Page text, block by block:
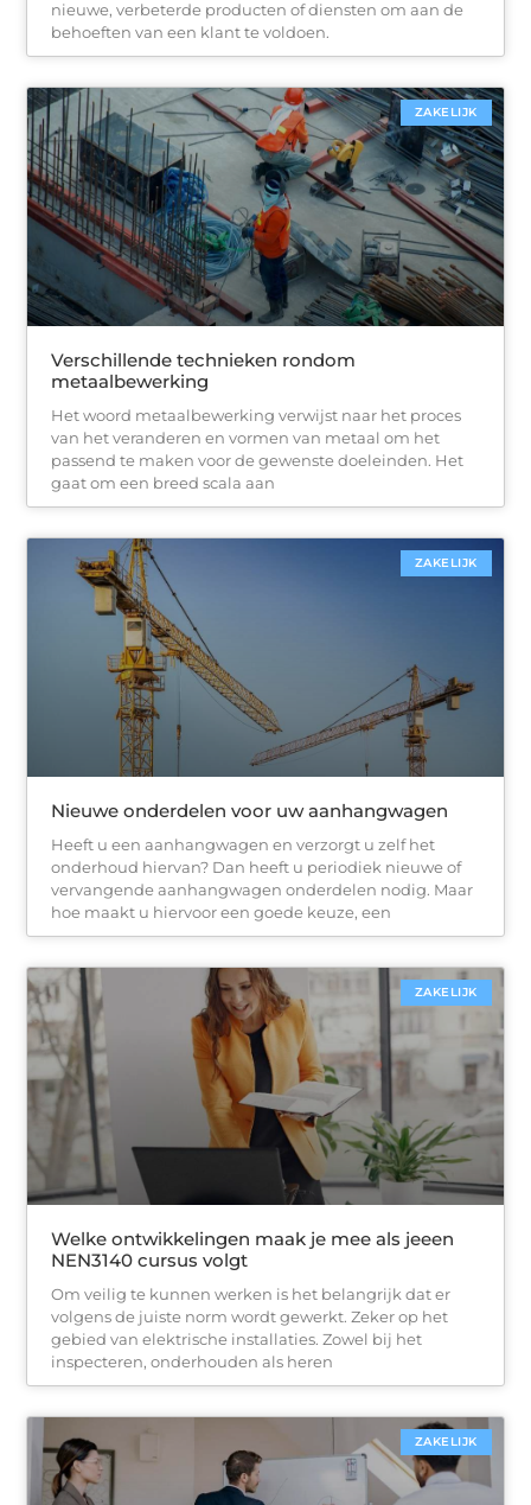
nieuwe, verbeterde producten of diensten om aan de
behoeften van een klant te voldoen.
ZAKELIJK
Verschillende technieken rondom
metaalbewerking
Het woord metaalbewerking verwijst naar het proces
van het veranderen en vormen van metaal om het
passend te maken voor de gewenste doeleinden. Het
gaat om een breed scala aan
ZAKELIJK
Nieuwe onderdelen voor uw aanhangwagen
Heeft u een aanhangwagen en verzorgt u zelf het
onderhoud hiervan? Dan heeft u periodiek nieuwe of
vervangende aanhangwagen onderdelen nodig. Maar
hoe maakt u hiervoor een goede keuze, een
ZAKELIJK
Welke ontwikkelingen maak je mee als jeeen
NEN3140 cursus volgt
Om veilig te kunnen werken is het belangrijk dat er
volgens de juiste norm wordt gewerkt. Zeker op het
gebied van elektrische installaties. Zowel bij het
inspecteren, onderhouden als heren
ZAKELIJK